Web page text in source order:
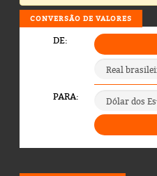
CONVERSÃO DE VALORES